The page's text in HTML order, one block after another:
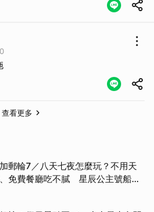
查看更多
郵輪7／八天七夜怎麼玩？不用天
免費餐廳吃不膩 星辰公主號船上
公開